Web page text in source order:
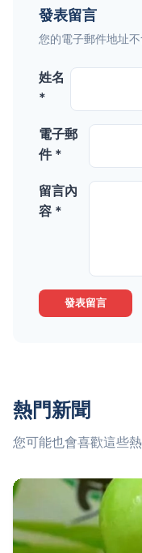
發表留言
您的電子郵件地址
姓名
*
電子郵
件 *
留言內
容 *
發表留言
熱門新聞
您可能也會喜歡這些